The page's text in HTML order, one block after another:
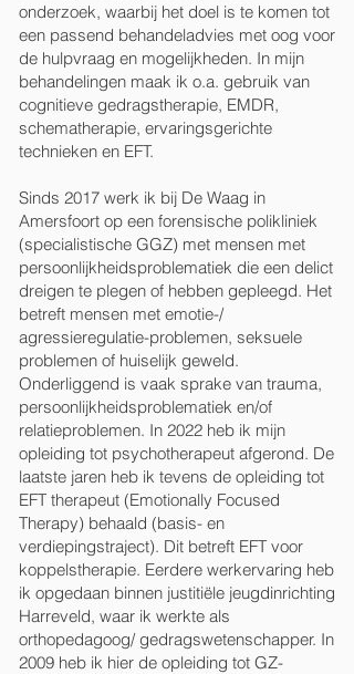
onderzoek, waarbij het doel is te komen tot
een passend behandeladvies met oog voor
de hulpvraag en mogelijkheden. In mijn
behandelingen maak ik o.a. gebruik van
cognitieve gedragstherapie, EMDR,
schematherapie, ervaringsgerichte
technieken en EFT.
Sinds 2017 werk ik bij De Waag in
Amersfoort op een forensische polikliniek
(specialistische GGZ) met mensen met
persoonlijkheidsproblematiek die een delict
dreigen te plegen of hebben gepleegd. Het
betreft mensen met emotie-/
agressieregulatie-problemen, seksuele
problemen of huiselijk geweld.
Onderliggend is vaak sprake van trauma,
persoonlijkheidsproblematiek en/of
relatieproblemen. In 2022 heb ik mijn
opleiding tot psychotherapeut afgerond. De
laatste jaren heb ik tevens de opleiding tot
EFT therapeut (Emotionally Focused
Therapy) behaald (basis- en
verdiepingstraject). Dit betreft EFT voor
koppelstherapie. Eerdere werkervaring heb
ik opgedaan binnen justitiële jeugdinrichting
Harreveld, waar ik werkte als
orthopedagoog/ gedragswetenschapper. In
2009 heb ik hier de opleiding tot GZ-